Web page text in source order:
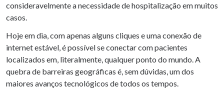
consideravelmente a necessidade de hospitalização em muitos
casos.
Hoje em dia, com apenas alguns cliques e uma conexão de
internet estável, é possível se conectar com pacientes
localizados em, literalmente, qualquer ponto do mundo. A
quebra de barreiras geográficas é, sem dúvidas, um dos
maiores avanços tecnológicos de todos os tempos.